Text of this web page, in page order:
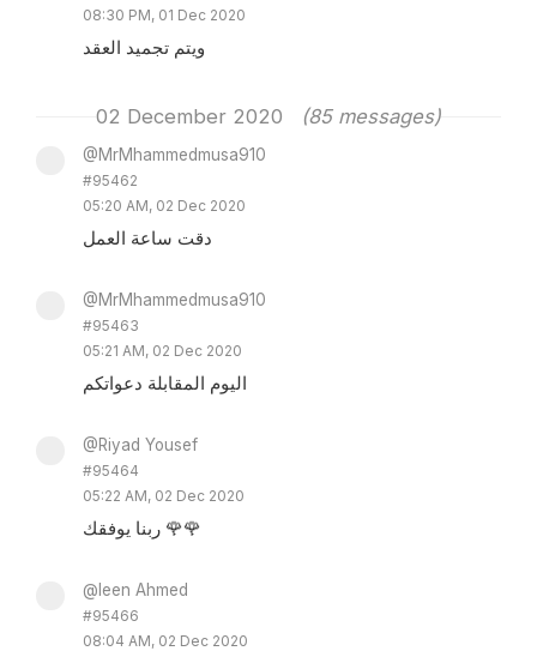
08:30 PM, 01 Dec 2020
ويتم تجميد العقد
02 December 2020 (85 messages)
@MrMhammedmusa910
#95462
05:20 AM, 02 Dec 2020
دقت ساعة العمل
@MrMhammedmusa910
#95463
05:21 AM, 02 Dec 2020
اليوم المقابلة دعواتكم
@Riyad Yousef
#95464
05:22 AM, 02 Dec 2020
ربنا يوفقك 🌹🌹
@leen Ahmed
#95466
08:04 AM, 02 Dec 2020